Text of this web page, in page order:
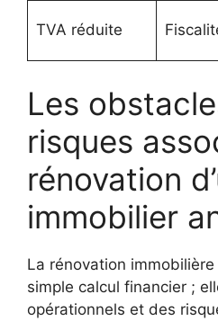
TVA réduite
Les
risques
rénovation
immobilier
La rénovation
simple calcul financier ;
opérationnels et des